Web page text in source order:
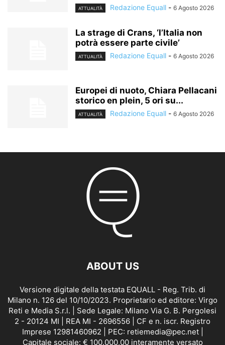
ATTUALITÀ Redazione Equall - 6 Agosto 2026
La strage di Crans, ‘l’Italia non
potrà essere parte civile’
ATTUALITÀ Redazione Equall - 6 Agosto 2026
Europei di nuoto, Chiara Pellacani
storico en plein, 5 ori su...
ATTUALITÀ Redazione Equall - 6 Agosto 2026
ABOUT US
Versione digitale della testata EQUALL - Reg. Trib. di
Milano n. 126 del 10/10/2023. Proprietario ed editore: Virgo
Reti e Media S.r.l. | Sede Legale: Milano Via G. B. Pergolesi
2 - 20124 MI | REA MI - 2696556 | CF e n. iscr. Registro
Imprese 12981460962 | PEC: retiemedia@pec.net |
Capitale sociale: € 100.000,00 interamente versato